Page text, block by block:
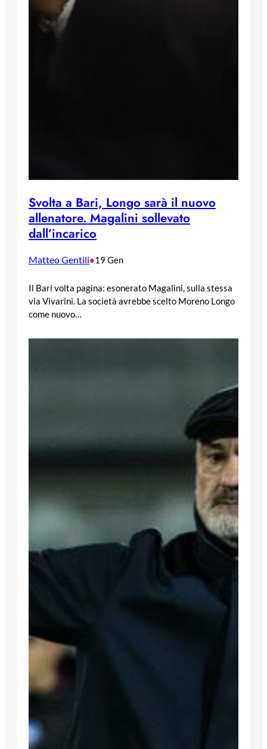
Svolta a Bari, Longo sarà il nuovo
allenatore. Magalini sollevato
dall’incarico
Matteo Gentili•19 Gen
Il Bari volta pagina: esonerato Magalini, sulla stessa
via Vivarini. La società avrebbe scelto Moreno Longo
come nuovo…